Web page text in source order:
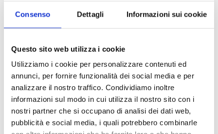
Consenso Dettagli Informazioni sui cookie
Questo sito web utilizza i cookie
Utilizziamo i cookie per personalizzare contenuti ed
annunci, per fornire funzionalità dei social media e per
analizzare il nostro traffico. Condividiamo inoltre
informazioni sul modo in cui utilizza il nostro sito con i
nostri partner che si occupano di analisi dei dati web,
pubblicità e social media, i quali potrebbero combinarle
Nome
Email*
Messaggio*